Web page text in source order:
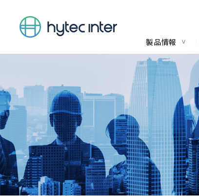
製品情報